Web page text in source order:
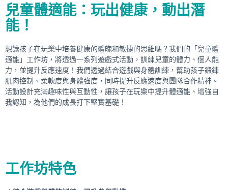
兒童體適能：玩出健康，動出潛
能！
想讓孩子在玩樂中培養健康的體魄和敏捷的思維嗎？我們的「兒童體
適能」工作坊，將透過一系列遊戲式活動，訓練兒童的體力、個人能
力，並提升反應速度！我們透過結合遊戲與身體訓練，幫助孩子鍛鍊
肌肉控制、柔軟度與身體強度，同時提升反應速度與團隊合作精神。
活動設計充滿趣味性與互動性，讓孩子在玩樂中提升體適能、增強自
我認知，為他們的成長打下堅實基礎！
工作坊特色